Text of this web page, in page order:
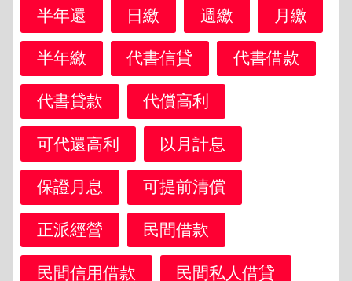
半年還 日繳 週繳 月繳
半年繳 代書信貸 代書借款
代書貸款 代償高利
可代還高利 以月計息
保證月息 可提前清償
正派經營 民間借款
民間信用借款 民間私人借貸